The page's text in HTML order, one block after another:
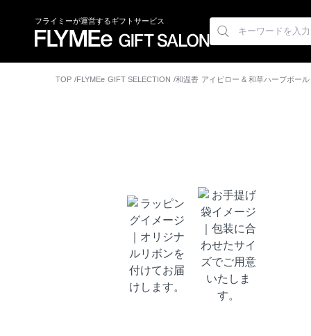
フライミーが運営するギフトサービス
TOP FLYMEe GIFT SELECTION 和温香 アイピロー & 和草ハーブボー